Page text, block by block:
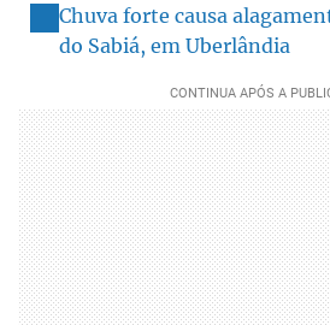
Chuva forte causa
do Sabiá, em Uberlândia